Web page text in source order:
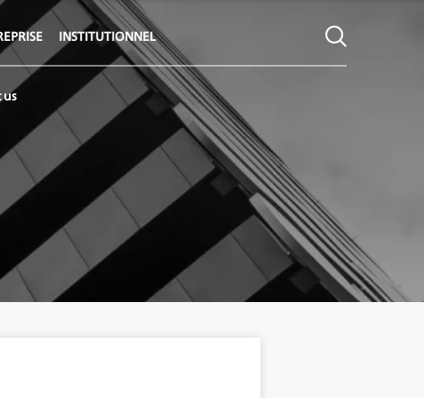
us
INSTITUTIONNEL